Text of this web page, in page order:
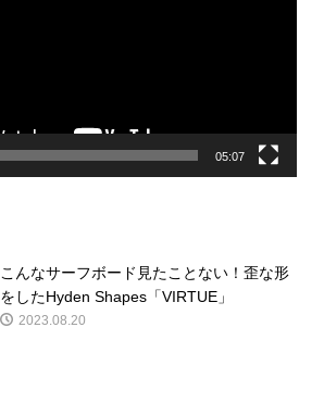
05:07
こんなサーフボード見たことない！歪な形
をしたHyden Shapes「VIRTUE」
2023.08.20